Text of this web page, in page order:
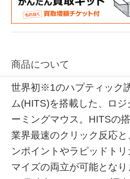
商品について
世界初※1のハプティック
ム(HITS)を搭載した、ロ
ーミングマウス。HITSの
業界最速のクリック反応
ンポイントやラピッドト
マイズの両立が可能とな